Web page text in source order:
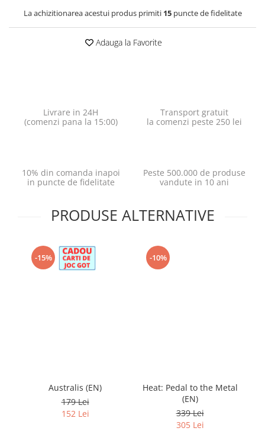
La achizitionarea acestui produs primiti 15puncte de fidelitate
Adauga la Favorite
Livrare in 24H
(comenzi pana la 15:00)
Transport gratuit
la comenzi peste 250 lei
10% din comanda inapoi
in puncte de fidelitate
Peste 500.000 de produse
vandute in 10 ani
PRODUSE ALTERNATIVE
-15%
Australis (EN)
179 Lei
152 Lei
-10%
Heat: Pedal to the Metal
(EN)
339 Lei
305 Lei